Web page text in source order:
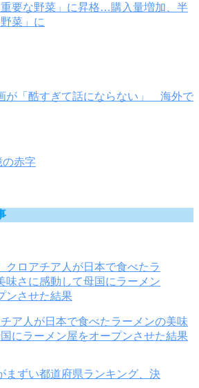
要な野菜」に昇格…購入量増加、半
菜」に
が「酷すぎて話にならない」 海外で
の赤字
チア人が日本で食べたラーメンの美味
にラーメン屋をオープンさせた結果